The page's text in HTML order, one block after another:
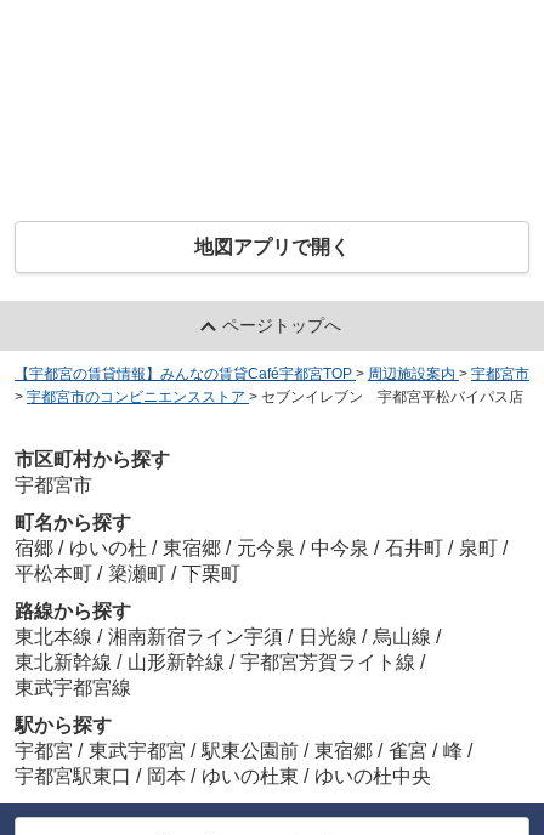
地図アプリで開く
ページトップへ
【宇都宮の賃貸情報】みんなの賃貸Café宇都宮TOP > 周辺施設案内 > 宇都宮市
> 宇都宮市のコンビニエンスストア > セブンイレブン 宇都宮平松バイパス店
市区町村から探す
宇都宮市
町名から探す
宿郷 / ゆいの杜 / 東宿郷 / 元今泉 / 中今泉 / 石井町 / 泉町 /
平松本町 / 簗瀬町 / 下栗町
路線から探す
東北本線 / 湘南新宿ライン宇須 / 日光線 / 烏山線 /
東北新幹線 / 山形新幹線 / 宇都宮芳賀ライト線 /
東武宇都宮線
駅から探す
宇都宮 / 東武宇都宮 / 駅東公園前 / 東宿郷 / 雀宮 / 峰 /
宇都宮駅東口 / 岡本 / ゆいの杜東 / ゆいの杜中央